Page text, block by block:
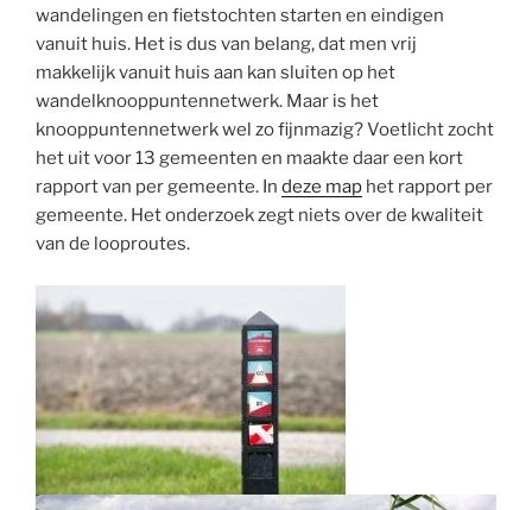
wandelingen en fietstochten starten en eindigen
vanuit huis. Het is dus van belang, dat men vrij
makkelijk vanuit huis aan kan sluiten op het
wandelknooppuntennetwerk. Maar is het
knooppuntennetwerk wel zo fijnmazig? Voetlicht zocht
het uit voor 13 gemeenten en maakte daar een kort
rapport van per gemeente. In deze map het rapport per
gemeente. Het onderzoek zegt niets over de kwaliteit
van de looproutes.